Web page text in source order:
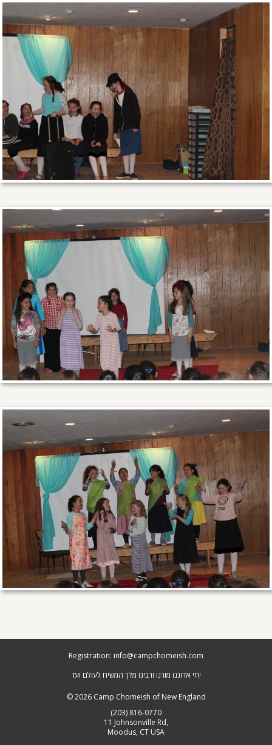
Registration: info@campchomeish.com
יחי אדוננו מורנו ורבינו מלך המשיח לעולם ועד
© 2026 Camp Chomeish of New England
(203)­ 816-0770
11 Johnsonville Rd,
Moodus, CT USA